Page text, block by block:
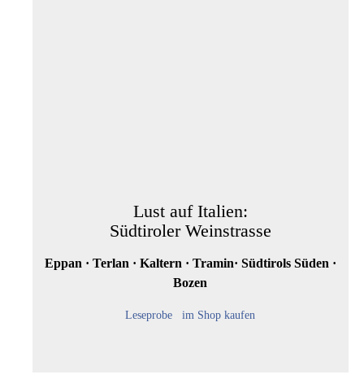
Lust auf Italien:
Südtiroler Weinstrasse
Eppan · Terlan · Kaltern · Tramin· Südtirols Süden ·
Bozen
Leseprobe im Shop kaufen